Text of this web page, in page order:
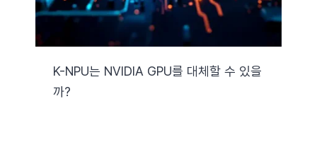
기술지원
Search
K-NPU는 NVIDIA GPU를 대체할 수 있을
까?